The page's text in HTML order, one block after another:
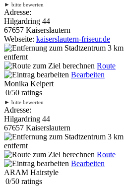
► bitte bewerten
Adresse:
Hilgardring 44
67657 Kaiserslautern
Webseite: kaiserslautern-friseur.de
3 km
entfernt
Route
Bearbeiten
Monika Keipert
0/50 ratings
► bitte bewerten
Adresse:
Hilgardring 44
67657 Kaiserslautern
3 km
entfernt
Route
Bearbeiten
ARAM Hairstyle
0/50 ratings